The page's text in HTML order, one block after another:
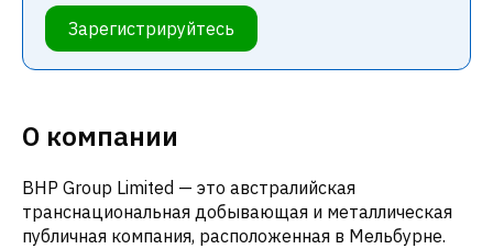
Зарегистрируйтесь
О компании
BHP Group Limited — это австралийская
транснациональная добывающая и металлическая
публичная компания, расположенная в Мельбурне.